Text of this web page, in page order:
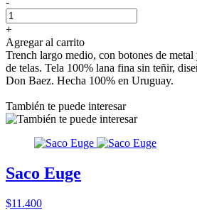
+
Agregar al carrito
Trench largo medio, con botones de
de telas. Tela 100% lana fina sin teñir,
Don Baez. Hecha 100% en Uruguay.
También te puede interesar
Saco Euge
$11.400